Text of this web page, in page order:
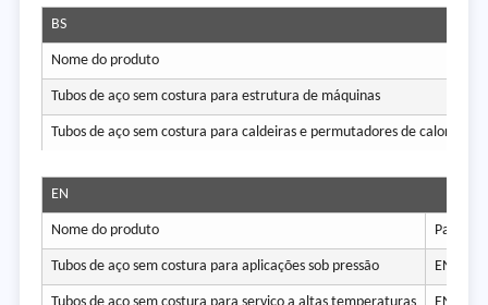
BS
Nome do produto
Tubos de aço sem costura para estrutura de máquinas
Tubos de aço sem costura para caldeiras e permutadores de calor
EN
Nome do produto Padrão
Tubos de aço sem costura para aplicações sob pressão EN